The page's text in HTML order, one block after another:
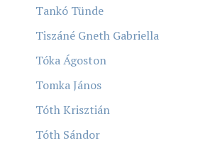
Tankó Tünde
Tiszáné Gneth Gabriella
Tóka Ágoston
Tomka János
Tóth Krisztián
Tóth Sándor